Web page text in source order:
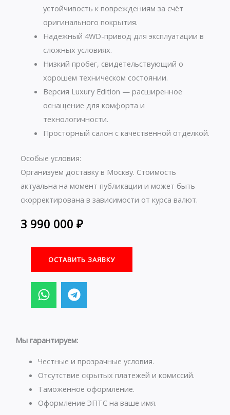
устойчивость к повреждениям за счёт
оригинального покрытия.
Надежный 4WD-привод для эксплуатации в
сложных условиях.
Низкий пробег, свидетельствующий о
хорошем техническом состоянии.
Версия Luxury Edition — расширенное
оснащение для комфорта и
технологичности.
Просторный салон с качественной отделкой.
Особые условия:
Организуем доставку в Москву. Стоимость
актуальна на момент публикации и может быть
скорректирована в зависимости от курса валют.
3 990 000 ₽
ОСТАВИТЬ ЗАЯВКУ
W
h
a
s
p
p
T
e
l
g
a
m
Мы гарантируем:
Честные и прозрачные условия.
Отсутствие скрытых платежей и комиссий.
Таможенное оформление.
Оформление ЭПТС на ваше имя.